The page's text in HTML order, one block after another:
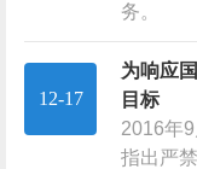
务。
12-17
为响应
目标
2016年
指出严